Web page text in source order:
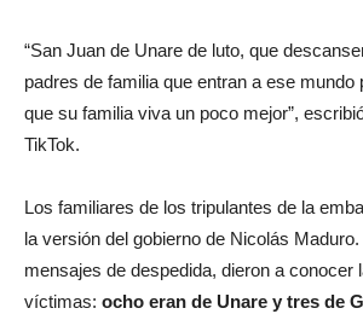
“San Juan de Unare de luto, que
padres de familia que entran a ese mundo
que su familia viva un poco mejor”,
TikTok.
Los familiares de los tripulantes de la
la versión del gobierno de Nicolás
mensajes de despedida, dieron a conocer
víctimas: ocho eran de Unare y tres de